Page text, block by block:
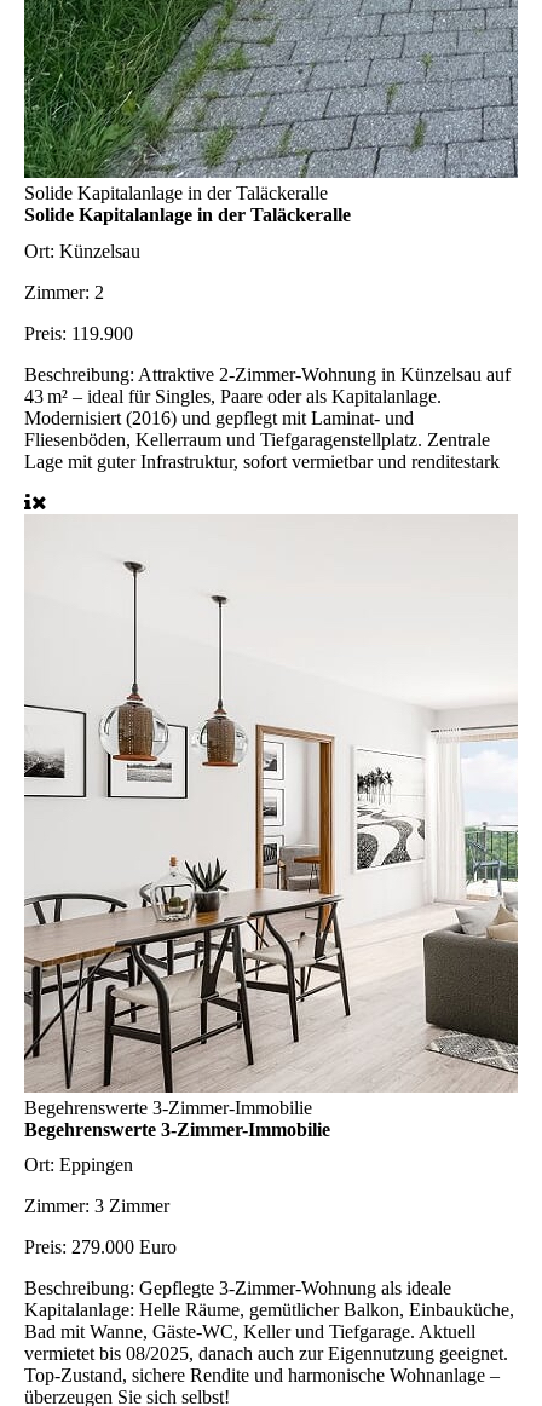
Solide Kapitalanlage in der Taläckeralle
Solide Kapitalanlage in der Taläckeralle
Ort: Künzelsau
Zimmer: 2
Preis: 119.900
Beschreibung: Attraktive 2-Zimmer-Wohnung in Künzelsau auf
43 m² – ideal für Singles, Paare oder als Kapitalanlage.
Modernisiert (2016) und gepflegt mit Laminat- und
Fliesenböden, Kellerraum und Tiefgaragenstellplatz. Zentrale
Lage mit guter Infrastruktur, sofort vermietbar und renditestark
Begehrenswerte 3-Zimmer-Immobilie
Begehrenswerte 3-Zimmer-Immobilie
Ort: Eppingen
Zimmer: 3 Zimmer
Preis: 279.000 Euro
Beschreibung: Gepflegte 3-Zimmer-Wohnung als ideale
Kapitalanlage: Helle Räume, gemütlicher Balkon, Einbauküche,
Bad mit Wanne, Gäste-WC, Keller und Tiefgarage. Aktuell
vermietet bis 08/2025, danach auch zur Eigennutzung geeignet.
Top-Zustand, sichere Rendite und harmonische Wohnanlage –
überzeugen Sie sich selbst!